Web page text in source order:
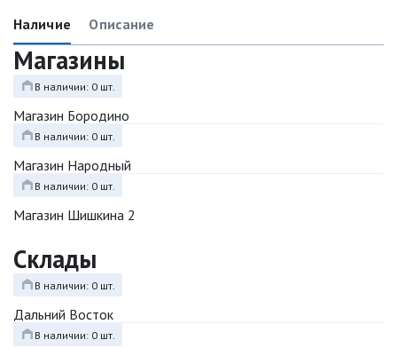
Наличие Описание
Магазины
В наличии: 0 шт.
Магазин Бородино
В наличии: 0 шт.
Магазин Народный
В наличии: 0 шт.
Магазин Шишкина 2
Склады
В наличии: 0 шт.
Дальний Восток
В наличии: 0 шт.